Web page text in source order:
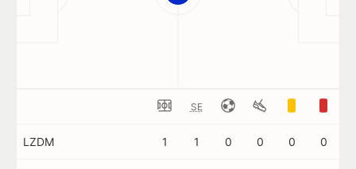
SE
LZDM 1 1 0 0 0 0